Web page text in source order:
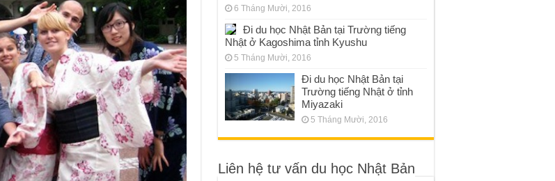
6 Tháng Mười, 2016
Đi du học Nhật Bản tại Trường tiếng
Nhật ở Kagoshima tỉnh Kyushu
5 Tháng Mười, 2016
Đi du học Nhật Bản tại
Trường tiếng Nhật ở tỉnh
Miyazaki
5 Tháng Mười, 2016
Liên hệ tư vấn du học Nhật Bản